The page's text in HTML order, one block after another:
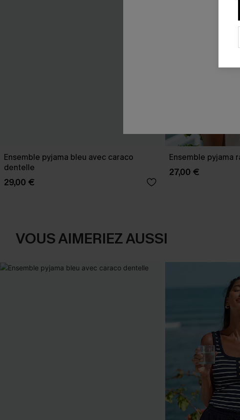
Ensemble pyjama bleu avec caraco
dentelle
29,00 €
Ensemble pyjama
27,00 €
VOUS AIMERIEZ AUSSI